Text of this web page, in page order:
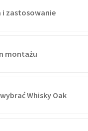
i zastosowanie
montażu
Whisky Oak